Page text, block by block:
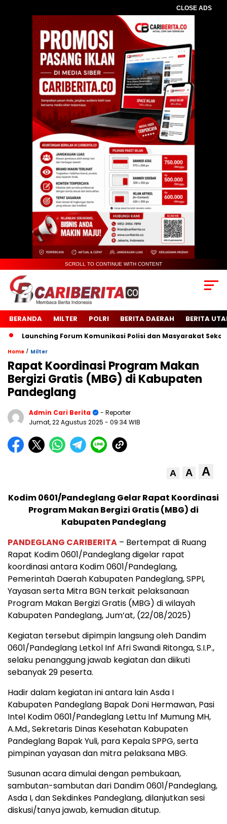
CLOSE ADS
SCROLL TO CONTINUE WITH CONTENT
BERANDA MILTER POLRI BERITA DAERAH BERITA
Launching Forum Komunikasi Polisi dan Masyarakat Sekolah
Home / Milter
Rapat Koordinasi Program Makan
Bergizi Gratis (MBG) di Kabupaten
Pandeglang
Admin Cari Berita
- Reporter
Jumat, 22 Agustus 2025 - 09:34 WIB
A A A
Kodim 0601/Pandeglang Gelar Rapat Koordinasi
Program Makan Bergizi Gratis (MBG) di
Kabupaten Pandeglang
PANDEGLANG CARIBERITA – Bertempat di Ruang
Rapat Kodim 0601/Pandeglang digelar rapat
koordinasi antara Kodim 0601/Pandeglang,
Pemerintah Daerah Kabupaten Pandeglang, SPPI,
Yayasan serta Mitra BGN terkait pelaksanaan
Program Makan Bergizi Gratis (MBG) di wilayah
Kabupaten Pandeglang, Jum’at, (22/08/2025)
Kegiatan tersebut dipimpin langsung oleh Dandim
0601/Pandeglang Letkol Inf Afri Swandi Ritonga, S.I.P.,
selaku penanggung jawab kegiatan dan diikuti
sebanyak 29 peserta.
Hadir dalam kegiatan ini antara lain Asda I
Kabupaten Pandeglang Bapak Doni Hermawan, Pasi
Intel Kodim 0601/Pandeglang Lettu Inf Mumung MH,
A.Md., Sekretaris Dinas Kesehatan Kabupaten
Pandeglang Bapak Yuli, para Kepala SPPG, serta
pimpinan yayasan dan mitra pelaksana MBG.
Susunan acara dimulai dengan pembukaan,
sambutan-sambutan dari Dandim 0601/Pandeglang,
Asda I, dan Sekdinkes Pandeglang, dilanjutkan sesi
diskusi/tanya jawab, kemudian ditutup.